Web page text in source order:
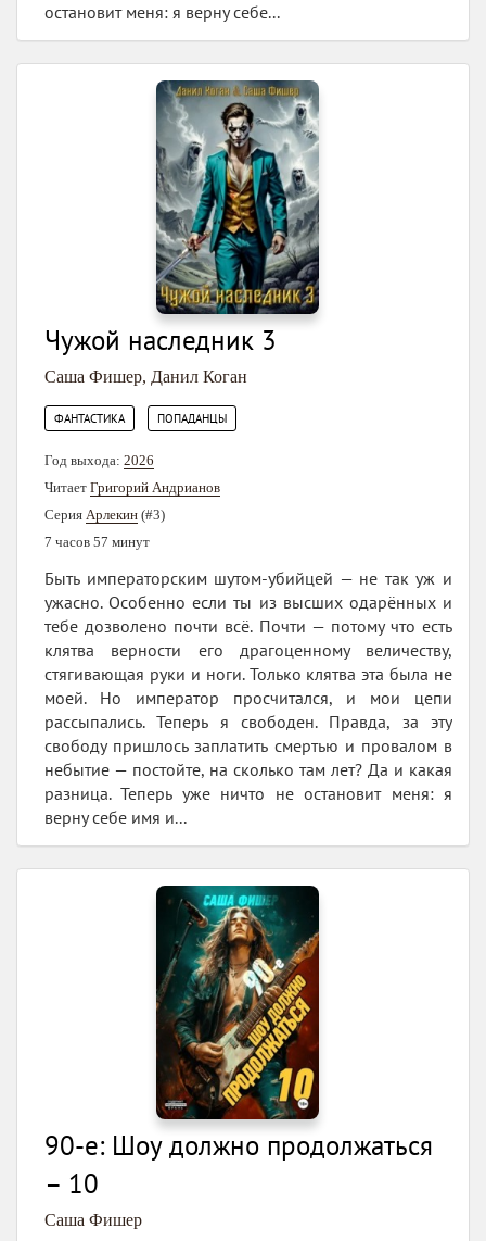
остановит меня: я верну себе...
Чужой наследник 3
Саша Фишер, Данил Коган
ФАНТАСТИКА ПОПАДАНЦЫ
Год выхода: 2026
Читает Григорий Андрианов
Серия Арлекин (#3)
7 часов 57 минут
Быть императорским шутом-убийцей — не так уж и
ужасно. Особенно если ты из высших одарённых и
тебе дозволено почти всё. Почти — потому что есть
клятва верности его драгоценному величеству,
стягивающая руки и ноги. Только клятва эта была не
моей. Но император просчитался, и мои цепи
рассыпались. Теперь я свободен. Правда, за эту
свободу пришлось заплатить смертью и провалом в
небытие — постойте, на сколько там лет? Да и какая
разница. Теперь уже ничто не остановит меня: я
верну себе имя и...
90-е: Шоу должно продолжаться
– 10
Саша Фишер